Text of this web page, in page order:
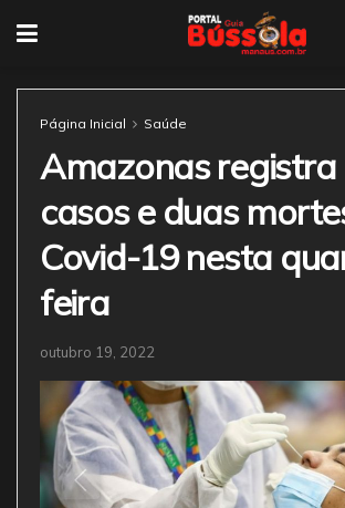
Página Inicial Saúde
Amazonas registra
casos e duas
Covid-19 nesta
feira
outubro 19, 2022